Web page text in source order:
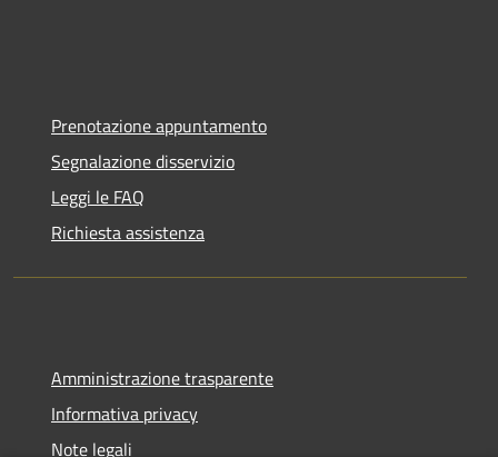
Prenotazione appuntamento
Segnalazione disservizio
Leggi le FAQ
Richiesta assistenza
Amministrazione trasparente
Informativa privacy
Note legali